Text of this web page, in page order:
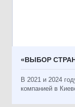
«ВЫБОР
В 2021 и 2024
компанией в